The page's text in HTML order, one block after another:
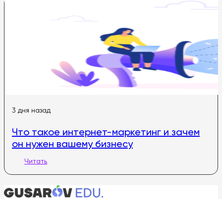
3 дня назад
Что такое интернет-маркетинг и зачем
он нужен вашему бизнесу
Читать